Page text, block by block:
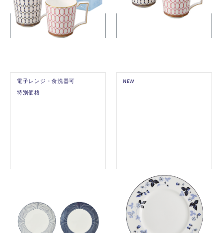
￥11,000 (税込)
詳細を見る
￥11,000 (税込)
電子レンジ・食洗器可
特別価格
ンストライプブルー&ホワイ
￥11,000 (税込)
NEW
ストロベリー インクブルー
プレート 27cm リムデザイン
￥7,150 (税込)